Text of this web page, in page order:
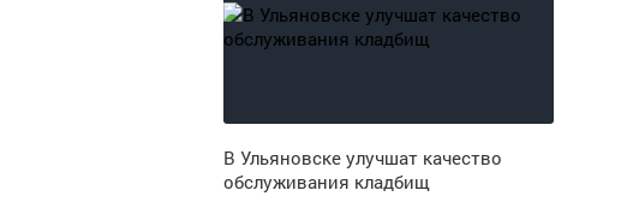
В Ульяновске улучшат качество
обслуживания кладбищ